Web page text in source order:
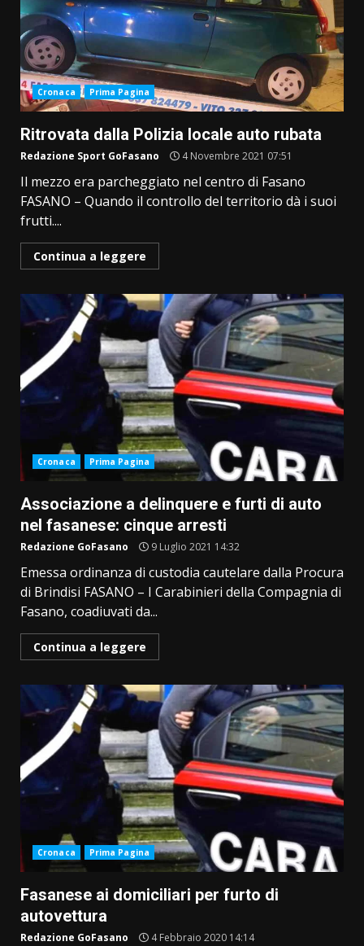
Cronaca Prima Pagina
Ritrovata dalla Polizia locale auto rubata
Redazione Sport GoFasano 4 Novembre 2021 07:51
Il mezzo era parcheggiato nel centro di Fasano
FASANO – Quando il controllo del territorio dà i suoi
frutti....
Continua a leggere
Cronaca Prima Pagina
Associazione a delinquere e furti di auto
nel fasanese: cinque arresti
Redazione GoFasano 9 Luglio 2021 14:32
Emessa ordinanza di custodia cautelare dalla Procura
di Brindisi FASANO – I Carabinieri della Compagnia di
Fasano, coadiuvati da...
Continua a leggere
Cronaca Prima Pagina
Fasanese ai domiciliari per furto di
autovettura
Redazione GoFasano 4 Febbraio 2020 14:14